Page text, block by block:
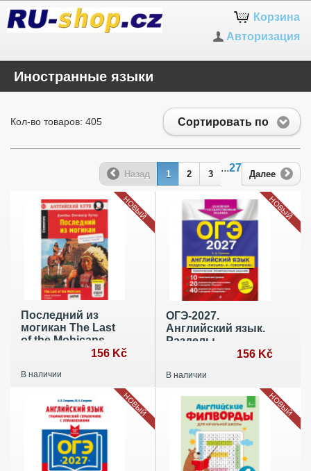
Корзина
Авторизация
Иностранные языки
Сортировать по
Кол-во товаров: 405
Назад 1 2 3
...27
Далее
Последний из
могикан The Last
of the Mohicans.
156 Kč
В наличии
НОВЫЙ
ОГЭ-2027.
Английский язык.
Разделы
156 Kč
В наличии
НОВЫЙ
НОВЫЙ НОВЫЙ